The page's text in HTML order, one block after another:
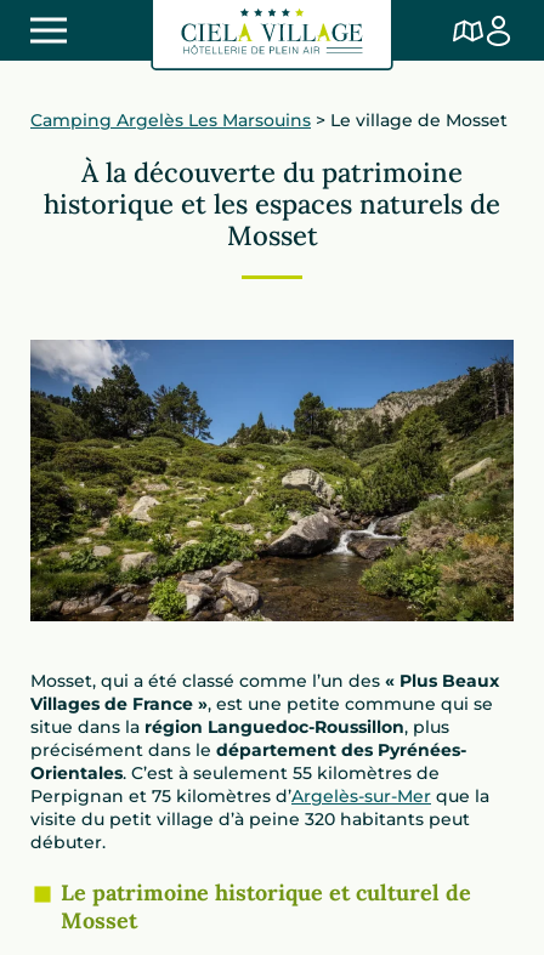
Camping Argelès Les Marsouins > Le village de Mosset
À la découverte du patrimoine
historique et les espaces naturels de
Mosset
Mosset, qui a été classé comme l’un des « Plus Beaux
Villages de France », est une petite commune qui se
situe dans la région Languedoc-Roussillon, plus
précisément dans le département des Pyrénées-
Orientales. C’est à seulement 55 kilomètres de
Perpignan et 75 kilomètres d’Argelès-sur-Mer que la
visite du petit village d’à peine 320 habitants peut
débuter.
Le patrimoine historique et culturel de
Mosset